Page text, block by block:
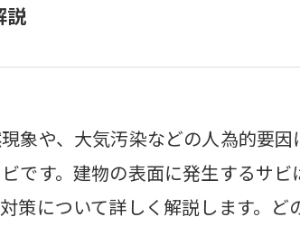
説
象や、大気汚染などの人為的要
です。建物の表面に発生するサ
策について詳しく解説します。